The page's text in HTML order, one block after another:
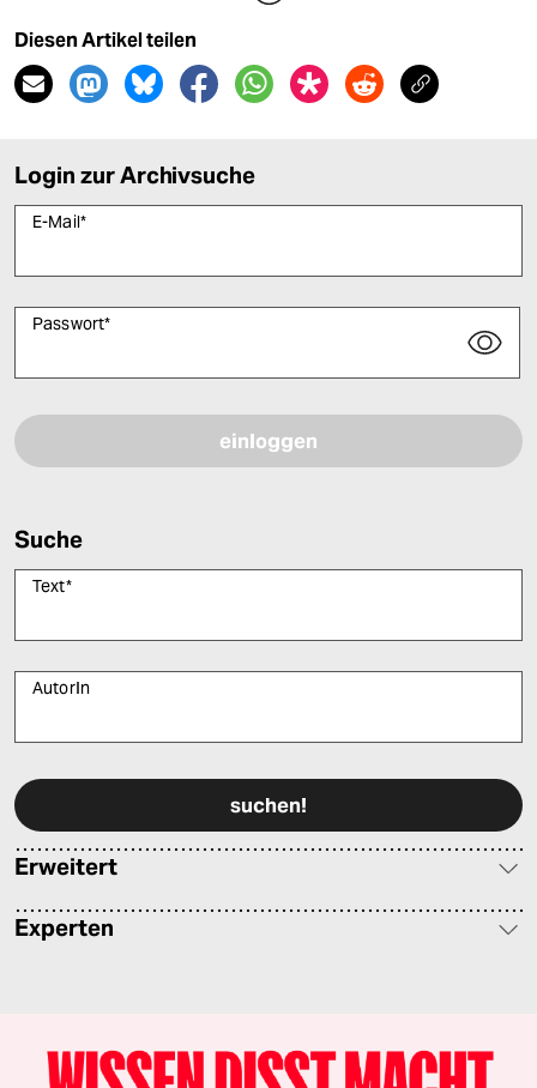
Diesen Artikel teilen
Login zur Archivsuche
E-Mail*
Passwort*
Suche
Text*
AutorIn
Erweitert
Experten